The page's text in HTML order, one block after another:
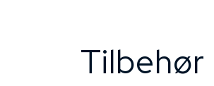
Tilbehør